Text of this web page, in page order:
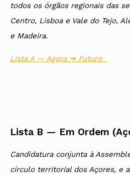
todos os órgãos regionais das
Centro, Lisboa e Vale do Tejo,
e Madeira.
Lista A — Agora ➔ Futuro
Lista B — Em Ordem
Candidatura conjunta à
círculo territorial dos Açores, e